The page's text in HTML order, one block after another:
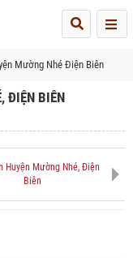
Mường Nhé Điện Biên
ĐIỆN BIÊN
Huyện Mường Nhé, Điện
Biên